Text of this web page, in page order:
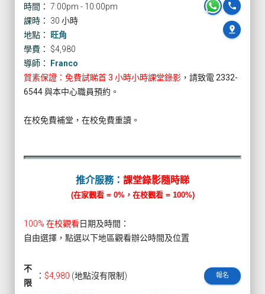
phone
pin_drop
時間： 7:00pm - 10:00pm
課時：
30 小時
地點：
旺角
學費：
$4,980
導師：
Franco
質素保證：免費試睇首 3 小時小時課堂錄影 ，請致電 2332-
6544 與本中心職員預約。
在校免費補堂，在校免費重讀。
推介服務： 課堂錄影隨時睇
(在家觀看 = 0%，在校觀看 = 100%)
100% 在校觀看日期及時間：
自由選擇，點選以下地區觀看辦公時間及位置
不
限
： $4,980 (地點沒有限制) 報名